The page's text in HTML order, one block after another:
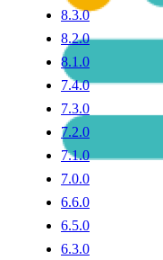
8.3.0
8.2.0
8.1.0
7.4.0
7.3.0
7.2.0
7.1.0
7.0.0
6.6.0
6.5.0
6.3.0